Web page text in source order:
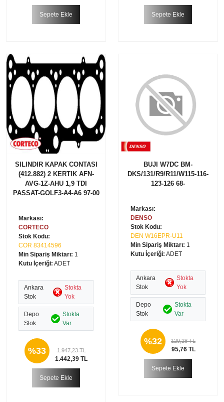
Sepete Ekle Sepete Ekle
SILINDIR KAPAK CONTASI
(412.882) 2 KERTIK AFN-
AVG-1Z-AHU 1,9 TDI
PASSAT-GOLF3-A4-A6 97-00
Markası:
CORTECO
Stok Kodu:
COR 83414596
Min Sipariş Miktarı: 1
Kutu İçeriği: ADET
Ankara
Stok
Stokta
Yok
Depo
Stok
Stokta
Var
%33 1.947,23 TL
1.442,39 TL
Sepete Ekle
BUJI W7DC BM-
DKS/131/R9/R11/W115-116-
123-126 68-
Markası:
DENSO
Stok Kodu:
DEN W16EPR-U11
Min Sipariş Miktarı: 1
Kutu İçeriği: ADET
Ankara
Stok
Stokta
Yok
Depo
Stok
Stokta
Var
%32 129,28 TL
95,76 TL
Sepete Ekle